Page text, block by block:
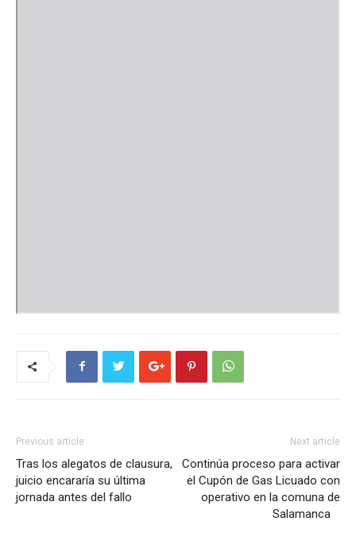
Previous article
Tras los alegatos de clausura,
juicio encararía su última
jornada antes del fallo
Next article
Continúa proceso para activar
el Cupón de Gas Licuado con
operativo en la comuna de
Salamanca